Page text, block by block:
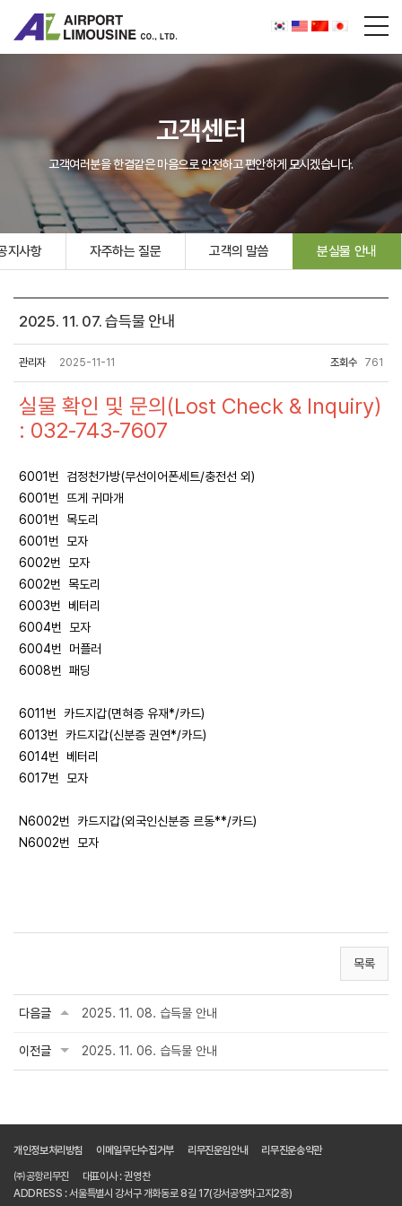
고객센터
고객여러분을 한결같은 마음으로 안전하고 편안하게 모시겠습니다.
지사항 자주하는 질문 고객의 말씀 분실물 안내
2025. 11. 07. 습득물 안내
관리자 2025-11-11 조회수 761
실물 확인 및 문의(Lost Check & Inquiry)
: 032-743-7607
6001번 검정천가방(무선이어폰세트/충전선 외)
6001번 뜨게 귀마개
6001번 목도리
6001번 모자
6002번 모자
6002번 목도리
6003번 베터리
6004번 모자
6004번 머플러
6008번 패딩
6011번 카드지갑(면혀증 유재*/카드)
6013번 카드지갑(신분증 권연*/카드)
6014번 베터리
6017번 모자
N6002번 카드지갑(외국인신분증 르동**/카드)
N6002번 모자
목록
다음글 2025. 11. 08. 습득물 안내
이전글 2025. 11. 06. 습득물 안내
개인정보처리방침 이메일무단수집거부 리무진운임안내 리무진운송약관
㈜공항리무진
대표이사 : 권영찬
ADDRESS : 서울특별시 강서구 개화동로 8길 17(강서공영차고지2층)